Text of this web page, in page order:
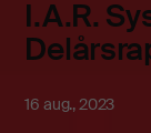
I.A.R.
16 aug., 2023